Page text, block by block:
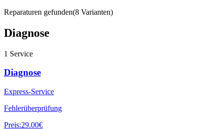
Reparaturen gefunden(8 Varianten)
Diagnose
1 Service
Diagnose
Express-Service
Fehlerüberprüfung
Preis:29.00€